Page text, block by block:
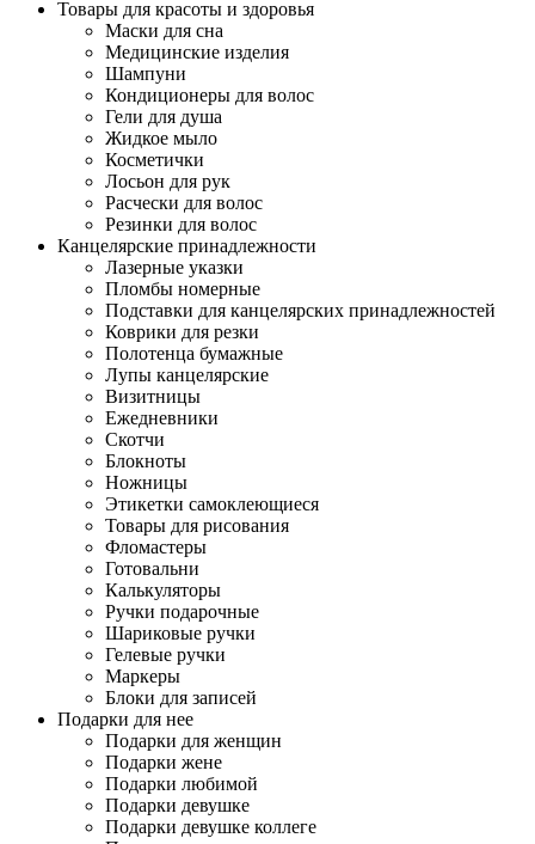
Товары для красоты и здоровья
Маски для сна
Медицинские изделия
Шампуни
Кондиционеры для волос
Гели для душа
Жидкое мыло
Косметички
Лосьон для рук
Расчески для волос
Резинки для волос
Канцелярские принадлежности
Лазерные указки
Пломбы номерные
Подставки для канцелярских принадлежностей
Коврики для резки
Полотенца бумажные
Лупы канцелярские
Визитницы
Ежедневники
Скотчи
Блокноты
Ножницы
Этикетки самоклеющиеся
Товары для рисования
Фломастеры
Готовальни
Калькуляторы
Ручки подарочные
Шариковые ручки
Гелевые ручки
Маркеры
Блоки для записей
Подарки для нее
Подарки для женщин
Подарки жене
Подарки любимой
Подарки девушке
Подарки девушке коллеге